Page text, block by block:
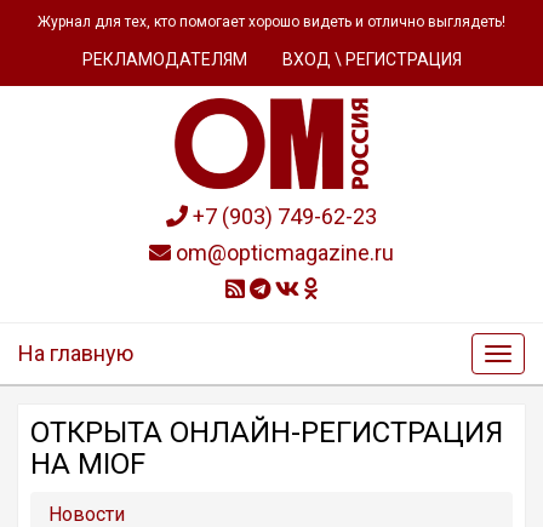
Журнал для тех, кто помогает хорошо видеть и отлично выглядеть!
РЕКЛАМОДАТЕЛЯМ ВХОД \ РЕГИСТРАЦИЯ
+7 (903) 749-62-23
om@opticmagazine.ru
На главную
ОТКРЫТА ОНЛАЙН-РЕГИСТРАЦИЯ
НА MIOF
Новости